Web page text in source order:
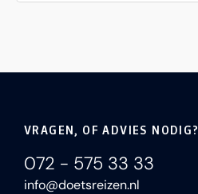
VRAGEN, OF ADVIES NODIG?
072 - 575 33 33
info@doetsreizen.nl